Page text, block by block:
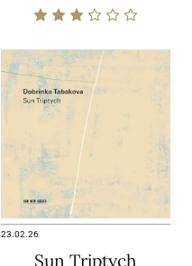
23.02.26
Sun Triptych